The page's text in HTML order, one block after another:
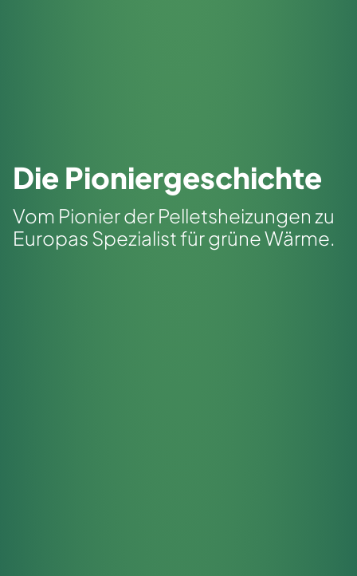
Die Pioniergeschichte
Vom Pionier der Pelletsheizungen zu
Europas Spezialist für grüne Wärme.